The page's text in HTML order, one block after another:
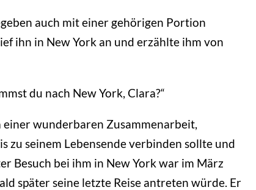
auch mit einer gehörigen Portion
ihn in New York an und erzählte ihm von
du nach New York, Clara?“
einer wunderbaren Zusammenarbeit,
zu seinem Lebensende verbinden sollte und
Besuch bei ihm in New York war im März
später seine letzte Reise antreten würde. Er